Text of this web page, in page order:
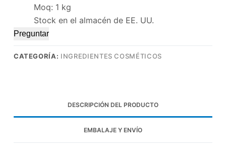
Moq: 1 kg
Stock en el almacén de EE. UU.
Preguntar
CATEGORÍA: INGREDIENTES COSMÉTICOS
DESCRIPCIÓN DEL PRODUCTO
EMBALAJE Y ENVÍO